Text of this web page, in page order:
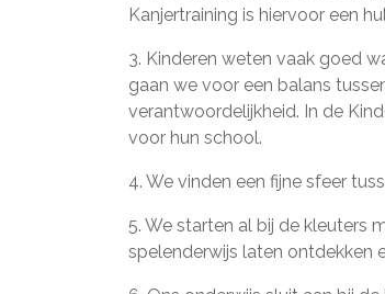
Kanjertraining is hiervoor een
3. Kinderen weten vaak goed
gaan we voor een balans
verantwoordelijkheid. In de
voor hun school.
4. We vinden een fijne sfeer
5. We starten al bij de kleuters
spelenderwijs laten ontdekken